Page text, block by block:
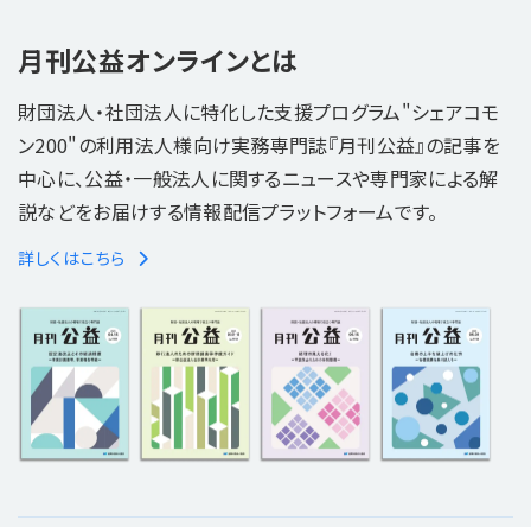
月刊公益オンラインとは
財団法人・社団法人に特化した支援プログラム"シェアコモ
ン200"の利用法人様向け実務専門誌『月刊公益』の記事を
中心に、公益・一般法人に関するニュースや専門家による解
説などをお届けする情報配信プラットフォームです。
詳しくはこちら